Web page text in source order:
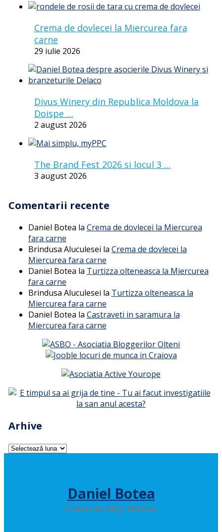
Crema de dovlecei la Miercurea fara
carne
29 iulie 2026
Divus Winery din Republica Moldova la
Doispe …
2 august 2026
The Brand Fest 2026 si locul 3 …
3 august 2026
Comentarii recente
Daniel Botea la Crema de dovlecei la Miercurea
fara carne
Brindusa Aluculesei la Crema de dovlecei la
Miercurea fara carne
Daniel Botea la Turtizza olteneasca la Miercurea
fara carne
Brindusa Aluculesei la Turtizza olteneasca la
Miercurea fara carne
Daniel Botea la Castraveti in saramura la
Miercurea fara carne
Arhive
Arhive
Daniel Botea
Craiova pe blog. Natural.